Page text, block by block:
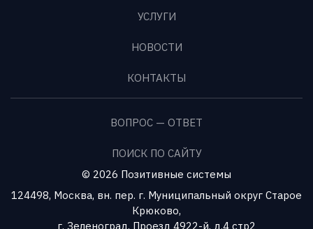
УСЛУГИ
НОВОСТИ
КОНТАКТЫ
ВОПРОС — ОТВЕТ
ПОИСК ПО САЙТУ
© 2026 Позитивные системы
124498, Москва, вн. пер. г. Муниципальный округ Старое
Крюково,
г. Зеленоград, Проезд 4922-й, д.4 стр2